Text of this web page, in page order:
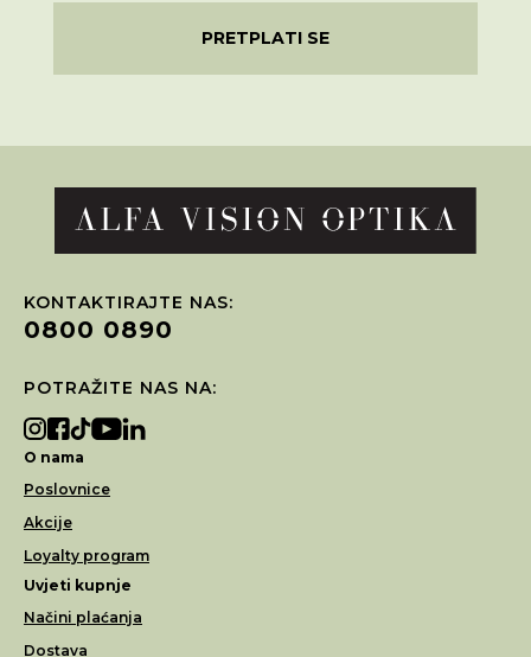
PRETPLATI SE
KONTAKTIRAJTE NAS:
0800 0890
POTRAŽITE NAS NA:
O nama
Poslovnice
Akcije
Loyalty program
Uvjeti kupnje
Načini plaćanja
Dostava